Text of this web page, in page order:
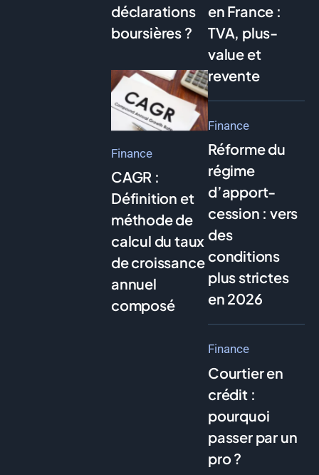
déclarations
boursières ?
Finance
CAGR :
Définition et
méthode de
calcul du taux
de croissance
annuel
composé
en France :
TVA, plus-
value et
revente
Finance
Réforme du
régime
d’apport-
cession : vers
des
conditions
plus strictes
en 2026
Finance
Courtier en
crédit :
pourquoi
passer par un
pro ?